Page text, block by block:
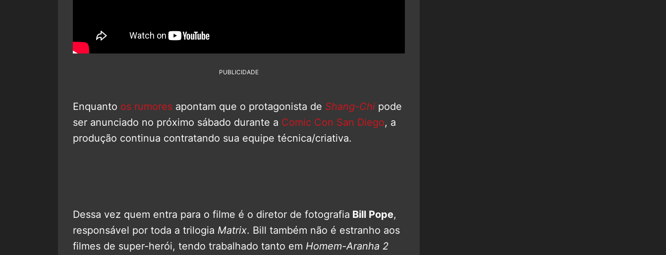
PUBLICIDADE
Enquanto os rumores apontam que o protagonista de Shang-Chi pode
ser anunciado no próximo sábado durante a Comic Con San Diego, a
produção continua contratando sua equipe técnica/criativa.
Dessa vez quem entra para o filme é o diretor de fotografia Bill Pope,
responsável por toda a trilogia Matrix. Bill também não é estranho aos
filmes de super-herói, tendo trabalhado tanto em Homem-Aranha 2